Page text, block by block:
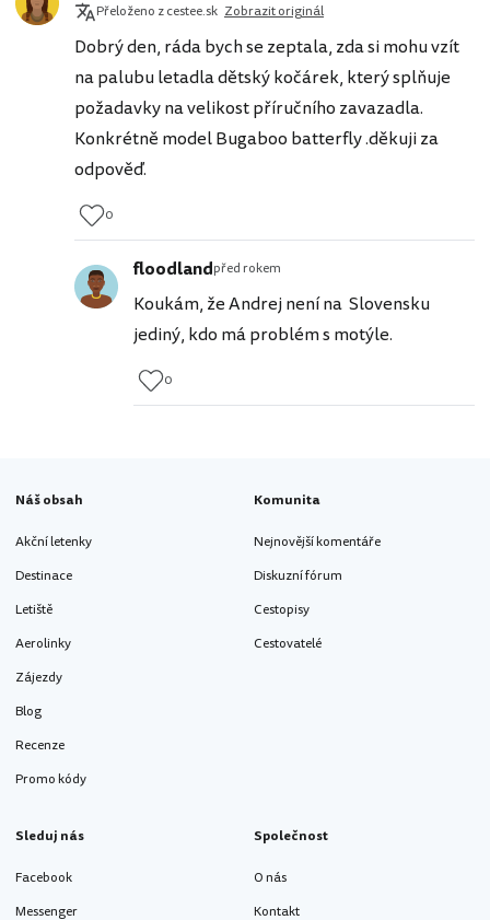
Přeloženo z cestee.sk Zobrazit originál
Dobrý den, ráda bych se zeptala, zda si mohu vzít
na palubu letadla dětský kočárek, který splňuje
požadavky na velikost příručního zavazadla.
Konkrétně model Bugaboo batterfly .děkuji za
odpověď.
0
floodlandpřed rokem
Koukám, že Andrej není na Slovensku
jediný, kdo má problém s motýle.
0
Náš obsah
Akční letenky
Destinace
Letiště
Aerolinky
Zájezdy
Blog
Recenze
Promo kódy
Komunita
Nejnovější komentáře
Diskuzní fórum
Cestopisy
Cestovatelé
Sleduj nás
Facebook
Messenger
Společnost
O nás
Kontakt